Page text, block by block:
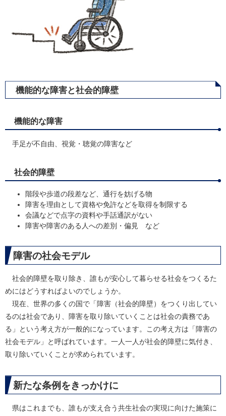
機能的な障害と社会的障壁
機能的な障害
手足が不自由、視覚・聴覚の障害など
社会的障壁
階段や歩道の段差など、通行を妨げる物
障害を理由として資格や免許などを取得を制限する
会議などで点字の資料や手話通訳がない
障害や障害のある人への差別・偏見 など
障害の社会モデル
社会的障壁を取り除き、誰もが安心して暮らせる社会をつくるた
めにはどうすればよいのでしょうか。
現在、世界の多くの国で「障害（社会的障壁）をつくり出してい
るのは社会であり、障害を取り除いていくことは社会の責務であ
る」という考え方が一般的になっています。この考え方は「障害の
社会モデル」と呼ばれています。一人一人が社会的障壁に気付き、
取り除いていくことが求められています。
新たな条例をきっかけに
県はこれまでも、誰もが支え合う共生社会の実現に向けた施策に